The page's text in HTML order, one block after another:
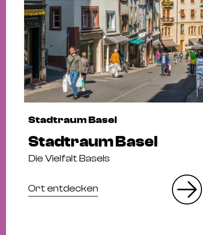
Stadtraum Basel
Stadtraum Basel
Die Vielfalt Basels
Ort entdecken